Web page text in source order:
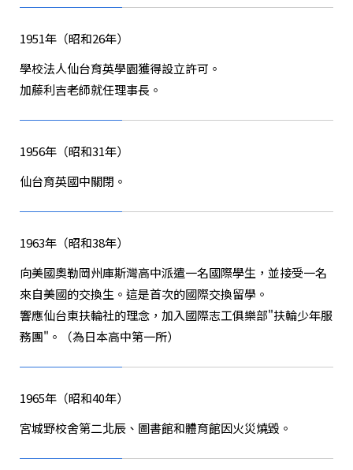
1951年（昭和26年）
學校法人仙台育英學園獲得設立許可。
加藤利吉老師就任理事長。
1956年（昭和31年）
仙台育英國中關閉。
1963年（昭和38年）
向美國奧勒岡州庫斯灣高中派遣一名國際學生，並接受一名
來自美國的交換生。這是首次的國際交換留學。
響應仙台東扶輪社的理念，加入國際志工俱樂部"扶輪少年服
務團"。（為日本高中第一所）
1965年（昭和40年）
宮城野校舍第二北辰、圖書館和體育館因火災燒毀。